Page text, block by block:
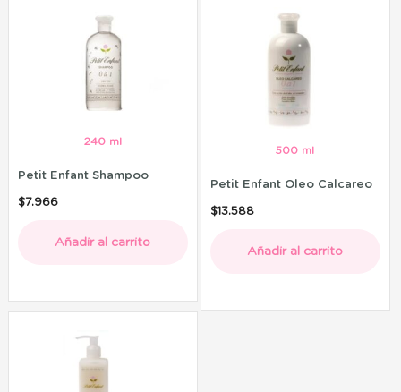
240 ml
Petit Enfant Shampoo
$7.966
Añadir al carrito
500 ml
Petit Enfant Oleo Calcareo
$13.588
Añadir al carrito